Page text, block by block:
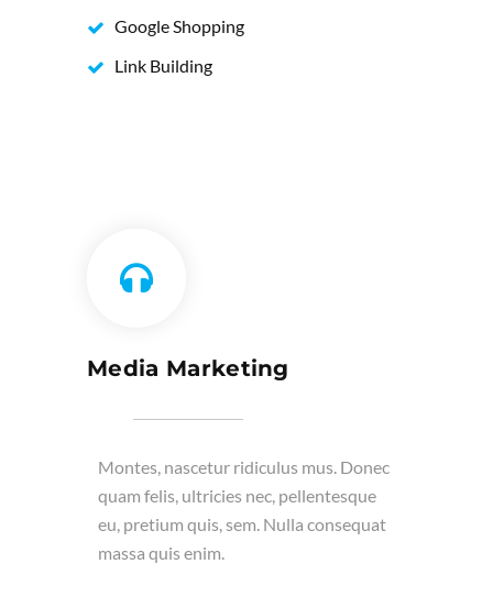
Google Shopping
Link Building
Media Marketing
Montes, nascetur ridiculus mus. Donec
quam felis, ultricies nec, pellentesque
eu, pretium quis, sem. Nulla consequat
massa quis enim.